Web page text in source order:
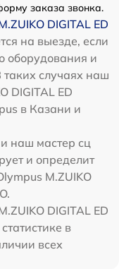
заказа звонка.
DIGITAL ED
на выезде, если
оборудования и
случаях наш
DIGITAL ED
в Казани и
наш мастер сц
и определит
M.ZUIKO
DIGITAL ED
в
всех